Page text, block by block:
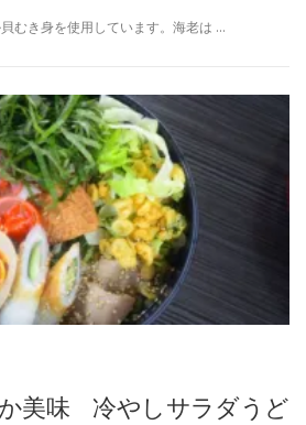
むき身を使用しています。海老は …
か美味 冷やしサラダうど